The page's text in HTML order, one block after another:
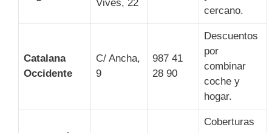
Vives, 22
cercano.
Catalana
Occidente
C/ Ancha,
9
987 41
28 90
Descuentos
por
combinar
coche y
hogar.
Coberturas